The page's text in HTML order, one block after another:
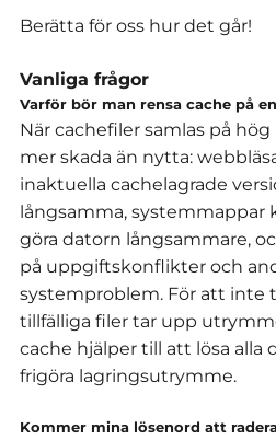
Berätta för oss hur det går!
Vanliga frågor
Varför bör man rensa cache på
När cachefiler samlas på
mer skada än nytta:
inaktuella cachelagrade
långsamma, systemmappar
göra datorn långsammare,
på uppgiftskonflikter och
systemproblem. För att inte
tillfälliga filer tar upp
cache hjälper till att lösa alla
frigöra lagringsutrymme.
Kommer mina lösenord att